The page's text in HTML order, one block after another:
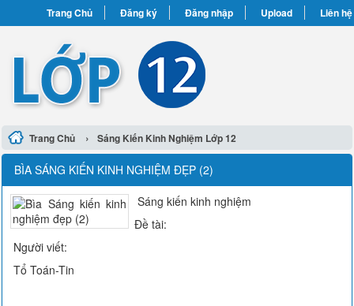
Trang Chủ Đăng ký Đăng nhập Upload Liên hệ
Trang Chủ › Sáng Kiến Kinh Nghiệm Lớp 12
BÌA SÁNG KIẾN KINH NGHIỆM ĐẸP (2)
Sáng kiến kinh nghiệm
Đề tài:
Người viết:
Tổ Toán-Tin